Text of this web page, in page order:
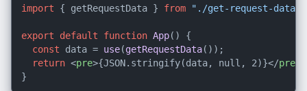
import { getRequestData } from "./get-request-
export default function App( ) {
const data = use(getRequestData());
return <pre>{JSON.stringify(data, null, 2)}</pre